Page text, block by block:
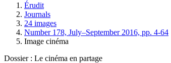
Érudit
Journals
24 images
Number 178, July–September 2016, pp. 4-64
Image cinéma
Dossier : Le cinéma en partage